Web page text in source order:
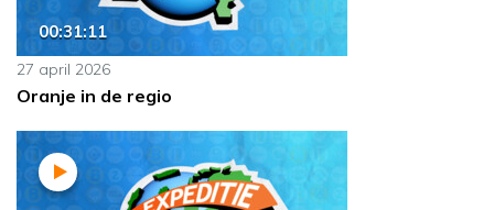
00:31:11
27 april 2026
Oranje in de regio